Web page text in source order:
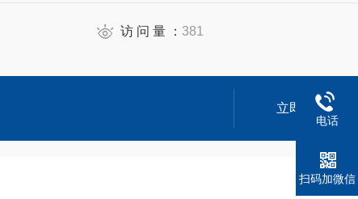
访 问 量 ：381
立即咨询
电话
扫码加微信